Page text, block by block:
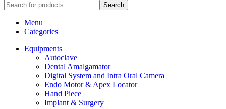
Search
Menu
Categories
Equipments
Autoclave
Dental Amalgamator
Digital System and Intra Oral Camera
Endo Motor & Apex Locator
Hand Piece
Implant & Surgery